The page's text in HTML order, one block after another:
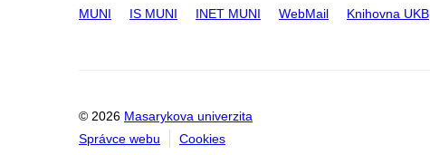
MUNI IS MUNI INET MUNI WebMail Knihovna UKB
© 2026 Masarykova univerzita
Správce webu
Cookies